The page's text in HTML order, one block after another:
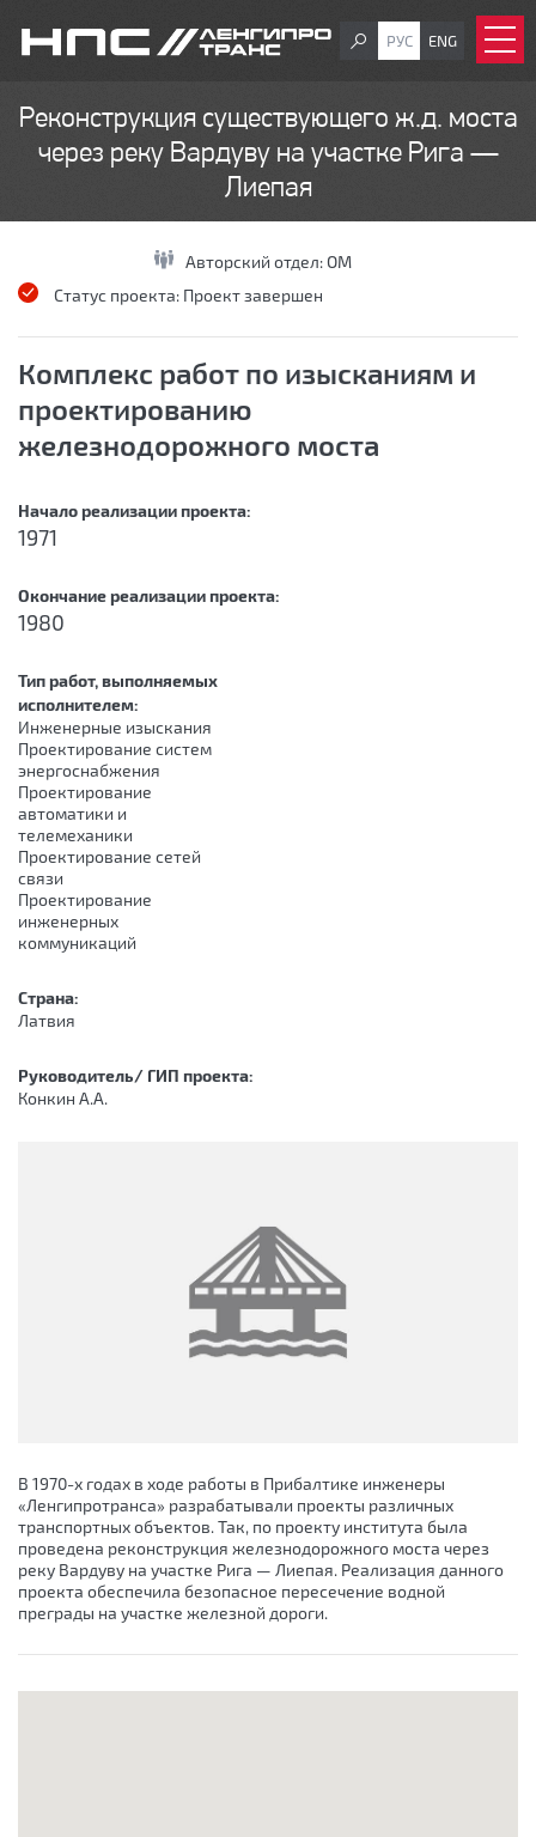
РУС ENG
Реконструкция существующего ж.д. моста
через реку Вардуву на участке Рига —
Лиепая
Авторский отдел: ОМ
Статус проекта: Проект завершен
Комплекс работ по изысканиям и
проектированию
железнодорожного моста
В 1970-х годах в ходе работы в Прибалтике инженеры
«Ленгипротранса» разрабатывали проекты различных
транспортных объектов. Так, по проекту института была
проведена реконструкция железнодорожного моста через
реку Вардуву на участке Рига — Лиепая. Реализация данного
проекта обеспечила безопасное пересечение водной
преграды на участке железной дороги.
Начало реализации проекта:
1971
Окончание реализации проекта:
1980
Тип работ, выполняемых
исполнителем:
Инженерные изыскания
Проектирование систем
энергоснабжения
Проектирование
автоматики и
телемеханики
Проектирование сетей
связи
Проектирование
инженерных
коммуникаций
Страна:
Латвия
Руководитель/ ГИП проекта:
Конкин А.А.